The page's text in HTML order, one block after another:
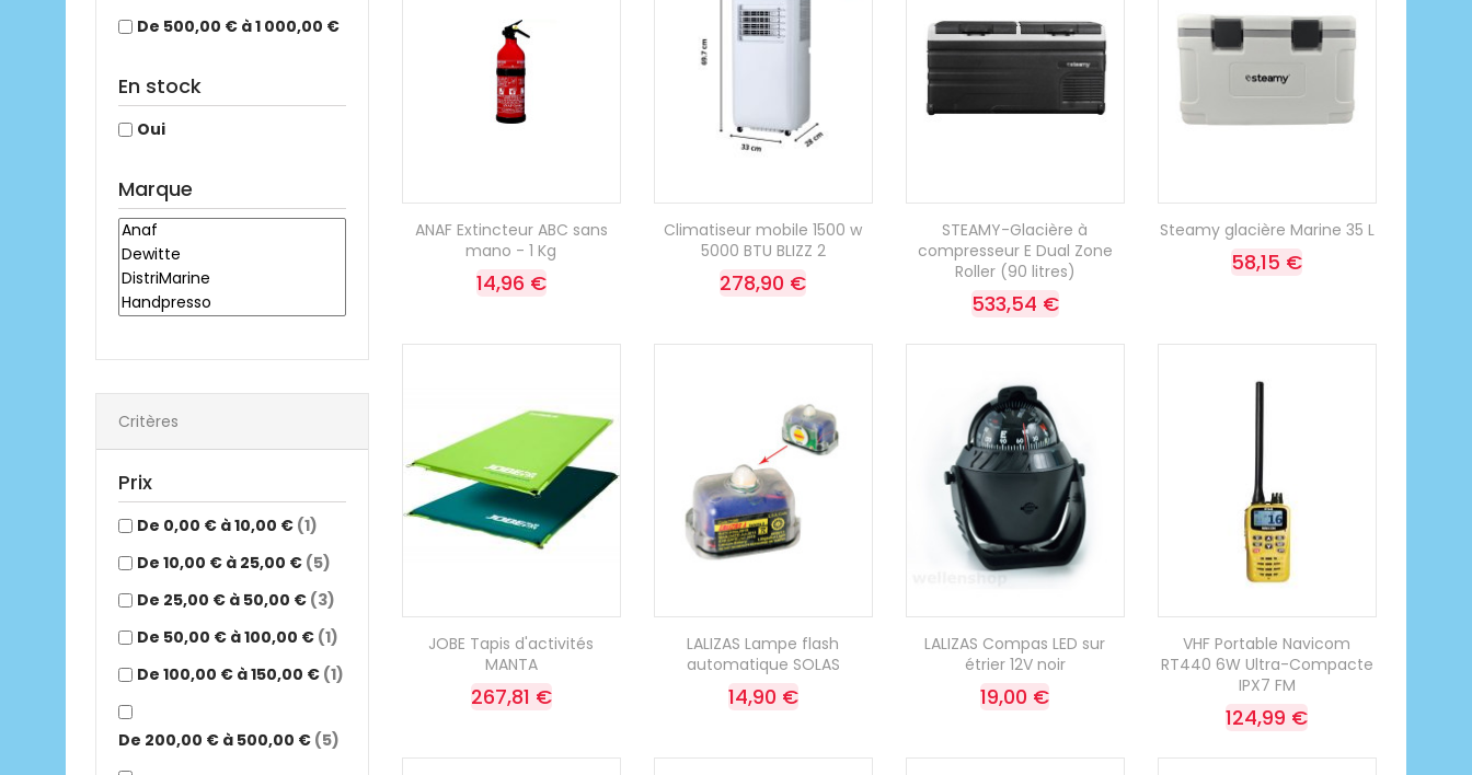
De 500,00 € à 1 000,00 €
En stock
Oui
Marque
Critères
Prix
De 0,00 € à 10,00 € (1)
De 10,00 € à 25,00 € (5)
De 25,00 € à 50,00 € (3)
De 50,00 € à 100,00 € (1)
De 100,00 € à 150,00 € (1)
De 200,00 € à 500,00 € (5)
ANAF Extincteur ABC sans
mano - 1 Kg
14,96 €
Climatiseur mobile 1500 w
5000 BTU BLIZZ 2
278,90 €
STEAMY-Glacière à
compresseur E Dual Zone
Roller (90 litres)
533,54 €
Steamy glacière Marine 35 L
58,15 €
JOBE Tapis d'activités
MANTA
267,81 €
LALIZAS Lampe flash
automatique SOLAS
14,90 €
LALIZAS Compas LED sur
étrier 12V noir
19,00 €
VHF Portable Navicom
RT440 6W Ultra-Compacte
IPX7 FM
124,99 €